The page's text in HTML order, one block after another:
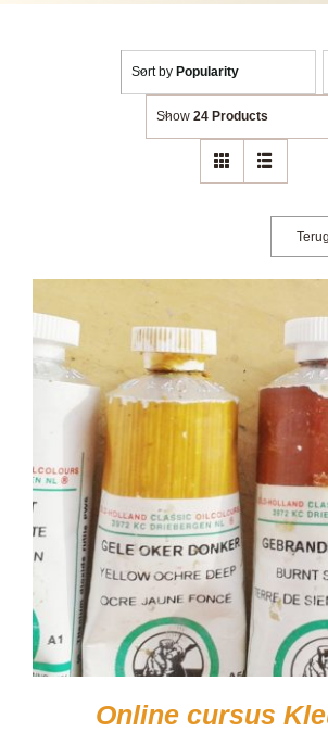
Sort by Popularity
Show 24 Products
Online cursus